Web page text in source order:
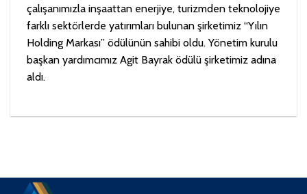
çalışanımızla inşaattan enerjiye, turizmden teknolojiye
farklı sektörlerde yatırımları bulunan şirketimiz “Yılın
Holding Markası” ödülünün sahibi oldu. Yönetim kurulu
başkan yardımcımız Agit Bayrak ödülü şirketimiz adına
aldı.